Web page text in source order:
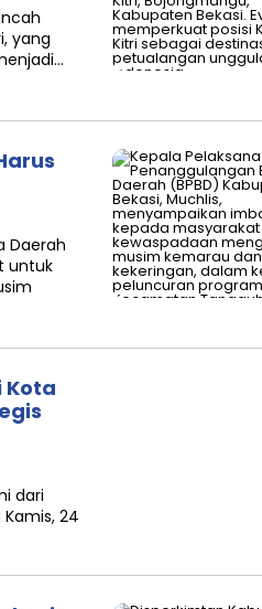
yang
Daerah
untuk
Kota
dari
24